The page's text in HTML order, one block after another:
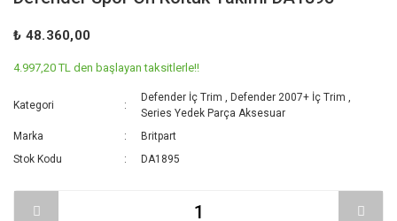
₺ 48.360,00
4.997,20 TL den başlayan taksitlerle!!
Kategori
Defender İç Trim ,Defender 2007+ İç Trim
Series Yedek Parça Aksesuar
Marka
Britpart
Stok Kodu
DA1895